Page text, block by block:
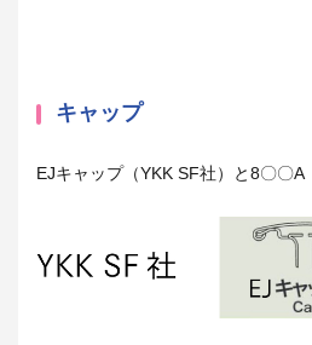
キャップ
EJキャップ（YKK SF社）と8〇〇A